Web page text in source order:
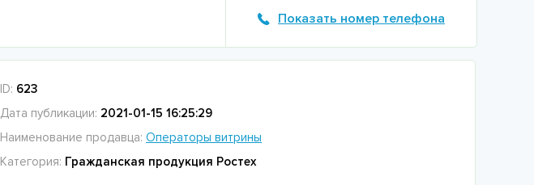
Показать номер телефона
ID: 623
Дата публикации: 2021-01-15 16:25:29
Наименование продавца: Операторы витрины
Категория: Гражданская продукция Ростех